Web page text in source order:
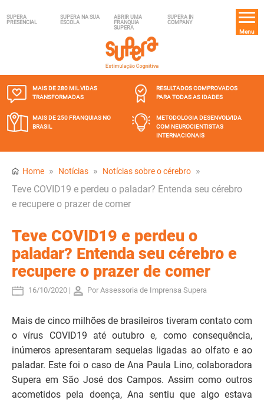
SUPERA
PRESENCIAL
SUPERA NA SUA
ESCOLA
ABRIR UMA
FRANQUIA
SUPERA
SUPERA IN
COMPANY
Menu
MAIS DE 280 MILVIDAS
TRANSFORMADAS
RESULTADOS COMPROVADOS
PARA TODAS AS IDADES
MAIS DE 250 FRANQUIASNO
BRASIL
METODOLOGIA DESENVOLVIDA
COM NEUROCIENTISTAS
INTERNACIONAIS
Home » Notícias » Notícias sobre o cérebro »
Teve COVID19 e perdeu o paladar? Entenda seu cérebro
e recupere o prazer de comer
Teve COVID19 e perdeu o
paladar? Entenda seu cérebro e
recupere o prazer de comer
16/10/2020 | Por Assessoria de Imprensa Supera
Mais de cinco milhões de brasileiros tiveram contato com
o vírus COVID19 até outubro e, como consequência,
inúmeros apresentaram sequelas ligadas ao olfato e ao
paladar. Este foi o caso de Ana Paula Lino, colaboradora
Supera em São José dos Campos. Assim como outros
acometidos pela doença, Ana sentiu que algo estava